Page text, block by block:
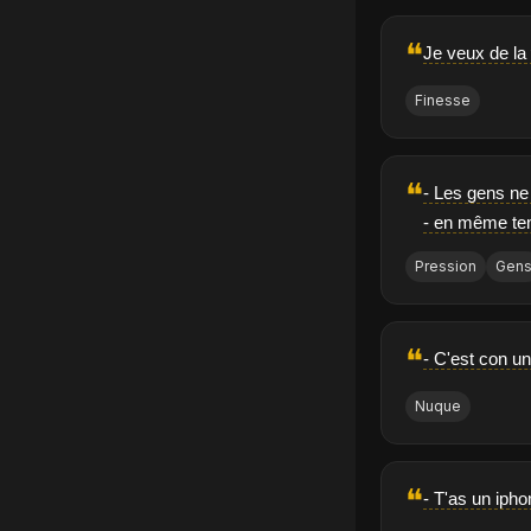
❝Je veux de
Finesse
❝- Les gens
- en même
Pression Gens
❝- C'est con
Nuque
❝- T'as un